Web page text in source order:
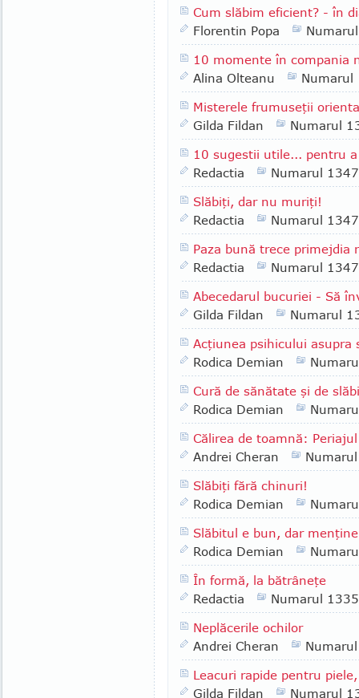
Cum slăbim eficient? - în
Florentin Popa
10 momente în compania
Alina Olteanu
Numarul
Misterele frumuseţii
Gilda Fildan
Numarul
10 sugestii utile... pentru
Redactia
Numarul 1347
Slăbiţi, dar nu muriţi!
Redactia
Numarul 1347
Paza bună trece primejdia
Redactia
Numarul 1347
Abecedarul bucuriei - Să
Gilda Fildan
Numarul
Acţiunea psihicului
Rodica Demian
Cură de sănătate şi de
Rodica Demian
Călirea de toamnă:
Andrei Cheran
Slăbiţi fără chinuri!
Rodica Demian
Slăbitul e bun, dar
Rodica Demian
În formă, la bătrâneţe
Redactia
Numarul 1335
Neplăcerile ochilor
Andrei Cheran
Leacuri rapide pentru
Gilda Fildan
Numarul